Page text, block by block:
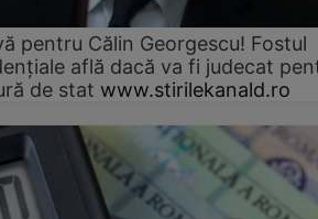
pentru Călin Georgescu! Fostul
află dacă va fi judecat
de stat www.stirilekanald.ro